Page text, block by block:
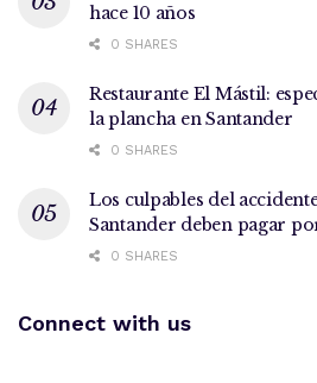
hace 10 años
0 SHARES
Restaurante El Mástil:
la plancha en Santander
0 SHARES
Los culpables del
Santander deben pagar
0 SHARES
Connect with us